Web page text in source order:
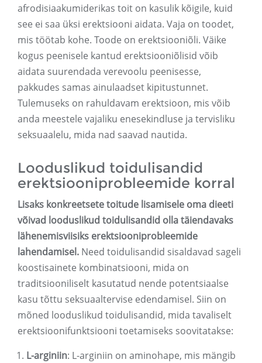
afrodisiaakumiderikas toit on kasulik kõigile, kuid
see ei saa üksi erektsiooni aidata. Vaja on toodet,
mis töötab kohe. Toode on erektsiooniõli. Väike
kogus peenisele kantud erektsiooniõlisid võib
aidata suurendada verevoolu peenisesse,
pakkudes samas ainulaadset kipitustunnet.
Tulemuseks on rahuldavam erektsioon, mis võib
anda meestele vajaliku enesekindluse ja tervisliku
seksuaalelu, mida nad saavad nautida.
Looduslikud toidulisandid
erektsiooniprobleemide korral
Lisaks konkreetsete toitude lisamisele oma dieeti
võivad looduslikud toidulisandid olla täiendavaks
lähenemisviisiks erektsiooniprobleemide
lahendamisel. Need toidulisandid sisaldavad sageli
koostisainete kombinatsiooni, mida on
traditsiooniliselt kasutatud nende potentsiaalse
kasu tõttu seksuaaltervise edendamisel. Siin on
mõned looduslikud toidulisandid, mida tavaliselt
erektsioonifunktsiooni toetamiseks soovitatakse:
L-arginiin: L-arginiin on aminohape, mis mängib